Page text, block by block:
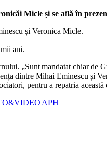
Micle și se află în
și Veronica Micle.
ani.
„Sunt mandatat chiar de
dintre Mihai Eminescu și
pentru a repatria
APH